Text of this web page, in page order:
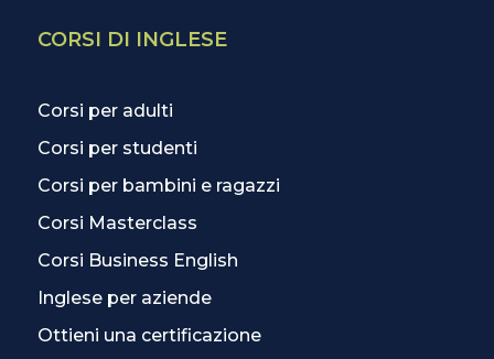
CORSI DI INGLESE
Corsi per adulti
Corsi per studenti
Corsi per bambini e ragazzi
Corsi Masterclass
Corsi Business English
Inglese per aziende
Ottieni una certificazione